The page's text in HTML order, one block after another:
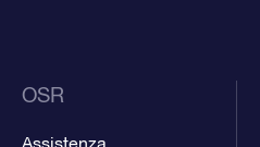
OSR
Assistenza